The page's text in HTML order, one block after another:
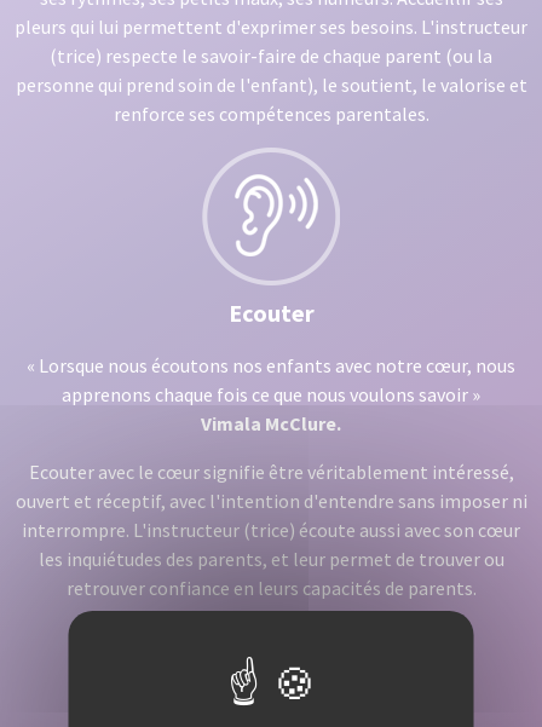
pleurs qui lui permettent d'exprimer ses besoins. L'instructeur
(trice) respecte le savoir-faire de chaque parent (ou la
personne qui prend soin de l'enfant), le soutient, le valorise et
renforce ses compétences parentales.
Ecouter
« Lorsque nous écoutons nos enfants avec notre cœur, nous
apprenons chaque fois ce que nous voulons savoir »
Vimala McClure.
Ecouter avec le cœur signifie être véritablement intéressé,
ouvert et réceptif, avec l'intention d'entendre sans imposer ni
interrompre. L'instructeur (trice) écoute aussi avec son cœur
les inquiétudes des parents, et leur permet de trouver ou
retrouver confiance en leurs capacités de parents.